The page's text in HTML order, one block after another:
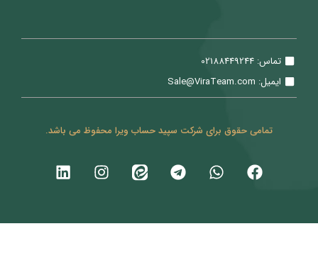
تماس: 02188449244
ایمیل: Sale@ViraTeam.com
تمامی حقوق برای شرکت سپید حساب ویرا محفوظ می باشد.